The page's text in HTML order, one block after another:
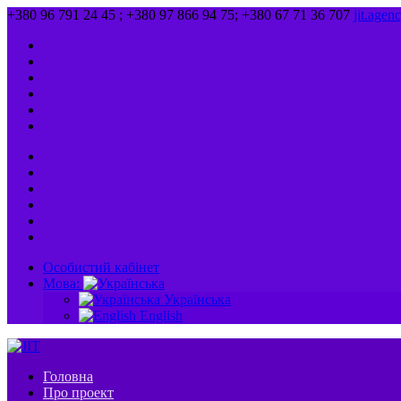
+380 96 791 24 45 ; +380 97 866 94 75; +380 67 71 36 707
Особистий кабінет
Мова:
Українська
English
Головна
Про проект